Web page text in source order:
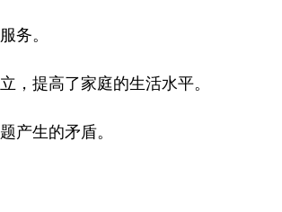
务。
提高了家庭的生活水平。
产生的矛盾。